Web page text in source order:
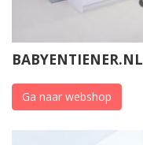
BABYENTIENER.NL
Ga naar webshop